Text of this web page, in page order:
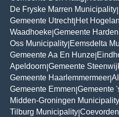
De Fryske Marren Municipality
Gemeente Utrecht| Het
Waadhoeke Gemeente
Oss Municipality Eemsdelta
Gemeente Aa En Hunze
Apeldoorn Gemeente
Gemeente Haarlemmermeer
Gemeente Emmen Gemeente
Midden-Groningen Municipality
Tilburg Municipality